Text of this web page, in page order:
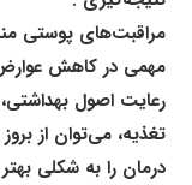
مراقبت‌های پوستی
مهمی در کاهش عوارض
رعایت اصول
تغذیه، می‌توان از
درمان را به شکلی